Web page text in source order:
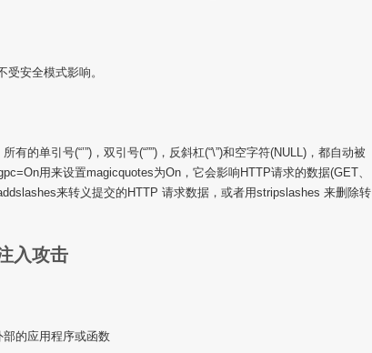
安全模式影响。
的单引号(“’”)，双引号(“””)，反斜杠(“\”)和空字符(NULL)，都自动被
用来设置magicquotes为On，它会影响HTTP请求的数据(GET、
来转义提交的HTTP 请求数据，或者用stripslashes 来删除转
入攻击
的应用程序或函数